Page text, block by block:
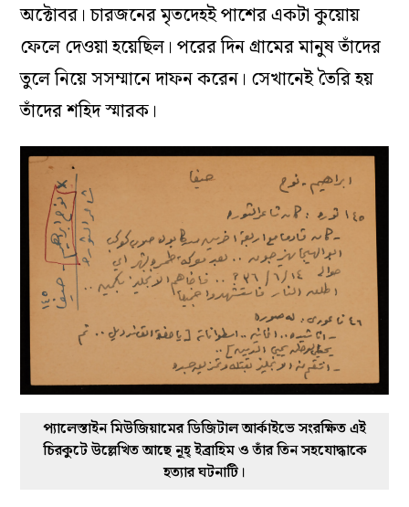
অক্টোবর। চারজনের মৃতদেহই পাশের একটা কুয়োয়
ফেলে দেওয়া হয়েছিল। পরের দিন গ্রামের মানুষ তাঁদের
তুলে নিয়ে সসম্মানে দাফন করেন। সেখানেই তৈরি হয়
তাঁদের শহিদ স্মারক।
প্যালেস্তাইন মিউজিয়ামের ডিজিটাল আর্কাইভে সংরক্ষিত এই
চিরকুটে উল্লেখিত আছে নূহ্‌ ইব্রাহিম ও তাঁর তিন সহযোদ্ধাকে
হত্যার ঘটনাটি।